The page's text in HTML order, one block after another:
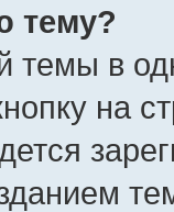
тему?
темы в
на